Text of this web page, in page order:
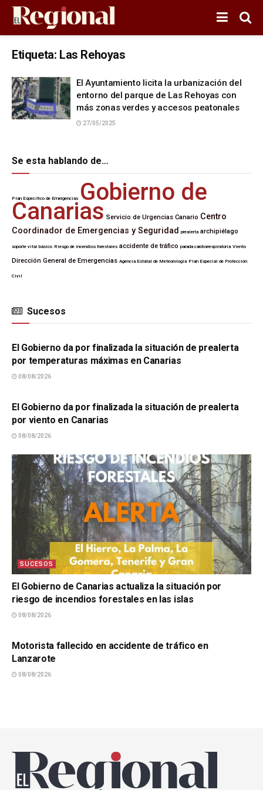
Etiqueta: Las Rehoyas
El Ayuntamiento licita la urbanización del
entorno del parque de Las Rehoyas con
más zonas verdes y accesos peatonales
27/05/2025
Se esta hablando de…
Plan Específico de Emergencias Gobierno de
Canarias Servicio de Urgencias Canario Centro
Coordinador de Emergencias y Seguridad prealerta archipiélago
soporte vital básico Riesgo de incendios forestales accidente de tráfico parada cardiorrespiratoria Viento
Dirección General de Emergencias Agencia Estatal de Meteorología Plan Especial de Protección
Civil
Sucesos
SUCESOS
El Gobierno da por finalizada la situación de prealerta
por temperaturas máximas en Canarias
08/08/2026
El Gobierno da por finalizada la situación de prealerta
por viento en Canarias
08/08/2026
SUCESOS
El Gobierno de Canarias actualiza la situación por
riesgo de incendios forestales en las islas
08/08/2026
Motorista fallecido en accidente de tráfico en
Lanzarote
08/08/2026